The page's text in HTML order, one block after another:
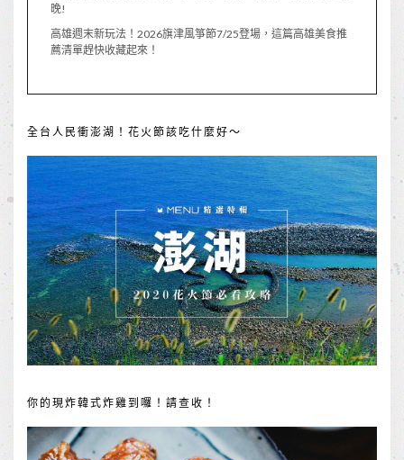
晚!
高雄週末新玩法！2026旗津風箏節7/25登場，這篇高雄美食推
薦清單趕快收藏起來！
全台人民衝澎湖！花火節該吃什麼好～
你的現炸韓式炸雞到囉！請查收！